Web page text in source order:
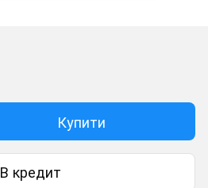
Купити
В кредит